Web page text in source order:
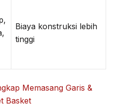
Biaya konstruksi lebih
tinggi
Memasang Garis &
Basket